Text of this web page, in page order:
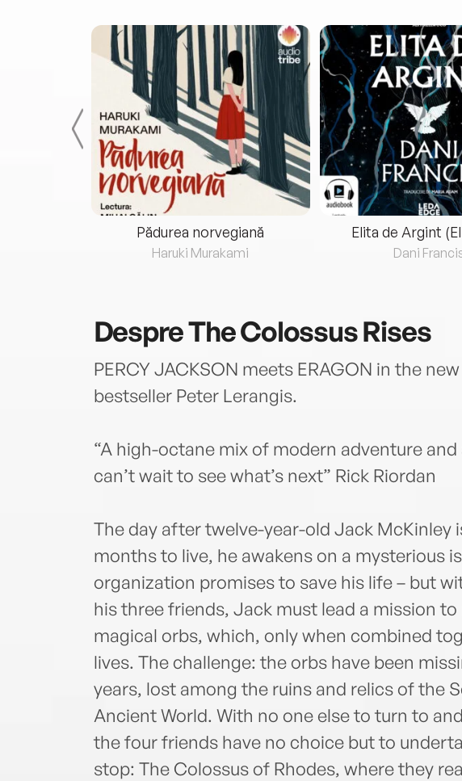
Pădurea norvegiană
Haruki Murakami
Elita de Argint
Dani
DespreThe Colossus Rises
PERCY JACKSON meets ERAGON in the
bestseller Peter Lerangis.
“A high-octane mix of modern adventure
can’t wait to see what’s next” Rick Riordan
The day after twelve-year-old Jack McKinley
months to live, he awakens on a mysterious
organization promises to save his life – but
his three friends, Jack must lead a mission
magical orbs, which, only when combined
lives. The challenge: the orbs have been
years, lost among the ruins and relics of the
Ancient World. With no one else to turn to
the four friends have no choice but to
stop: The Colossus of Rhodes, where they